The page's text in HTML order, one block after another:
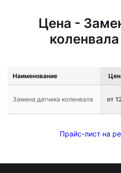
Цена -
Наименование
Замена датчика коленвала от
Прайс-лист на